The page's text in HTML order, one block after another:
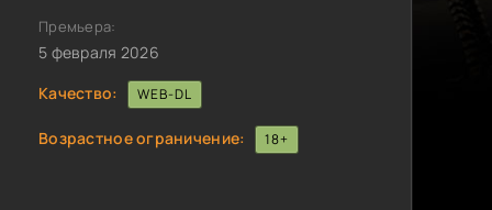
Премьера:
5 февраля 2026
Качество:
WEB-DL
Возрастное ограничение: 18+